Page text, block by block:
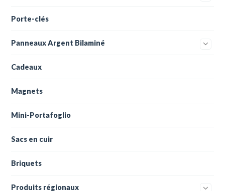
Porte-clés
Panneaux Argent Bilaminé
Cadeaux
Magnets
Mini-Portafoglio
Sacs en cuir
Briquets
Produits régionaux